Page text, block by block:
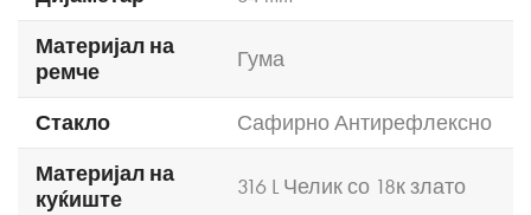
Материјал на
ремче
Гума
Стакло
Сафирно Антирефлексно
Материјал на
куќиште
316 L Челик со 18к злато